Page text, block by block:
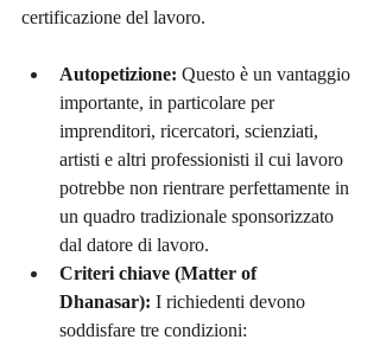
certificazione del lavoro.
Autopetizione: Questo è un vantaggio
importante, in particolare per
imprenditori, ricercatori, scienziati,
artisti e altri professionisti il cui lavoro
potrebbe non rientrare perfettamente in
un quadro tradizionale sponsorizzato
dal datore di lavoro.
Criteri chiave (Matter of
Dhanasar): I richiedenti devono
soddisfare tre condizioni: